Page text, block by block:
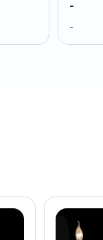
-
-